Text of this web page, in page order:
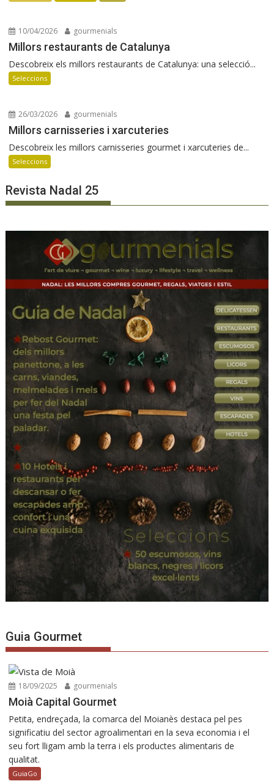
10/04/2026 gourmenials
Millors restaurants de Catalunya
Descobreix els millors restaurants de Catalunya: una selecció...
Seleccions
26/03/2026 gourmenials
Millors carnisseries i xarcuteries
Descobreix les millors carnisseries gourmet i xarcuteries de...
Seleccions
Revista Nadal 25
Guia Gourmet
18/09/2025 gourmenials
Moià Capital Gourmet
Petita, endreçada, la comarca del Moianès destaca pel pes
significatiu del sector agroalimentari en la seva economia i el
seu fort lligam amb la terra i els productes alimentaris de
qualitat.
GuiaGo